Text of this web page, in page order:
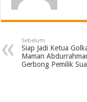
Sebelum
Siap Jadi Ketua
Maman
Gerbong Pemilik